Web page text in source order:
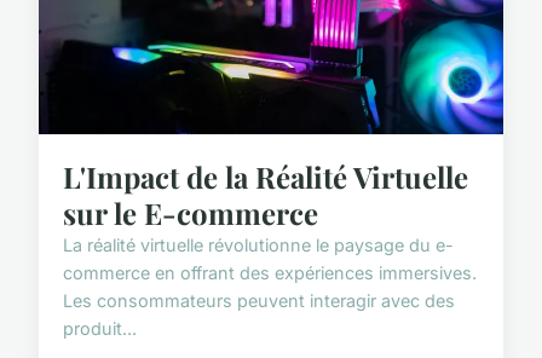
L'Impact de la Réalité Virtuelle
sur le E-commerce
La réalité virtuelle révolutionne le paysage du e-
commerce en offrant des expériences immersives.
Les consommateurs peuvent interagir avec des
produit...